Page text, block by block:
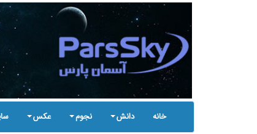
خانه دانش نجوم عکس